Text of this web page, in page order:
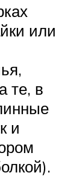
или
те, в
и